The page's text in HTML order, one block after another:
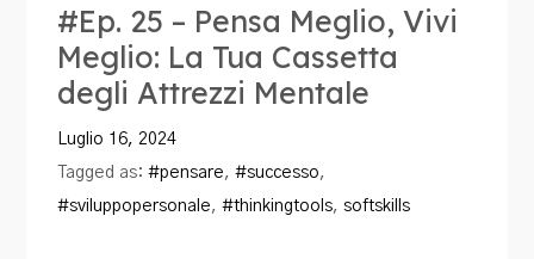
#Ep. 25 – Pensa Meglio, Vivi
Meglio: La Tua Cassetta
degli Attrezzi Mentale
Luglio 16, 2024
Tagged as:#pensare,#successo,
#sviluppopersonale,#thinkingtools,softskills